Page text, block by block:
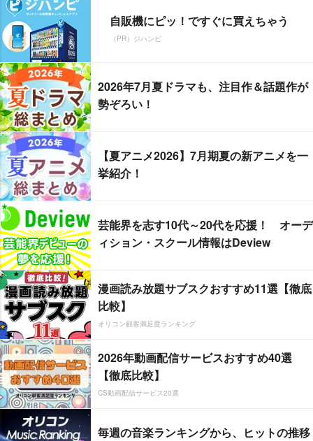
自販機にピッ！ですぐに買えちゃう
（PR）ジハンピ
2026年7月夏ドラマも、注目作＆話題作が
勢ぞろい！
【夏アニメ2026】7月期夏の新アニメを一
挙紹介！
芸能界を志す10代～20代を応援！ オーデ
ィション・スクール情報はDeview
漫画読み放題サブスクおすすめ11選【徹底
比較】
オリコン顧客満足度ランキング
2026年動画配信サービスおすすめ40選
【徹底比較】
CS動画配信サービス20選
毎週の音楽ランキングから、ヒットの推移